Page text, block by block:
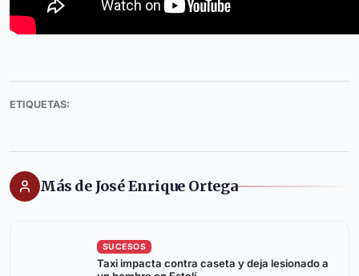
ETIQUETAS:
Más de José Enrique Ortega
SUCESOS
Taxi impacta contra caseta y deja lesionado a